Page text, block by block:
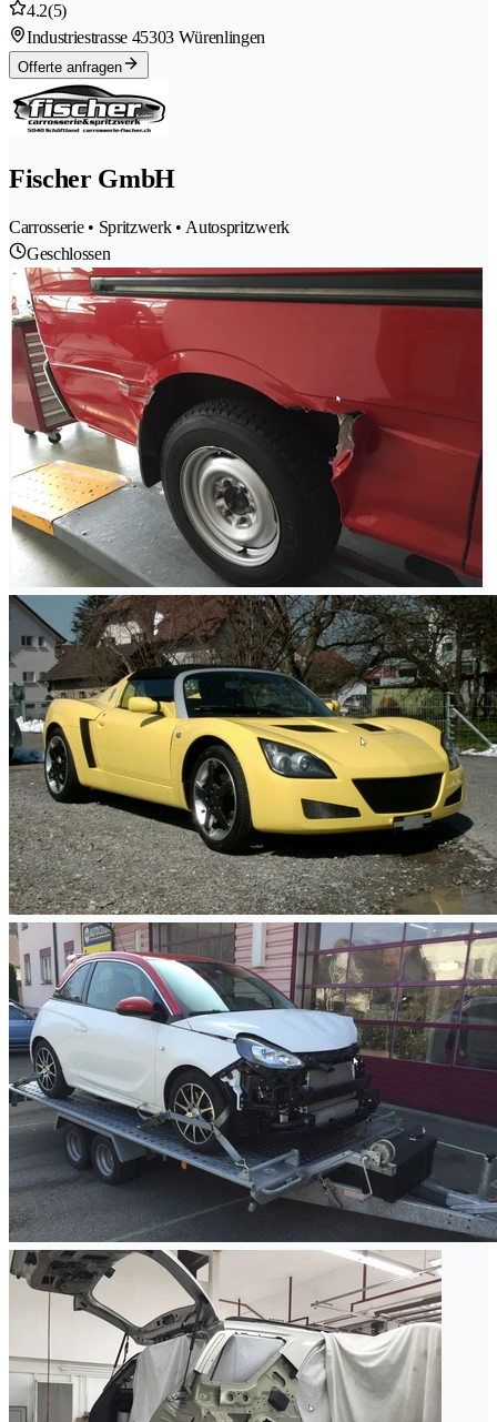
4.2(5)
Industriestrasse 45303 Würenlingen
Offerte anfragen
Fischer GmbH
Carrosserie • Spritzwerk • Autospritzwerk
Geschlossen